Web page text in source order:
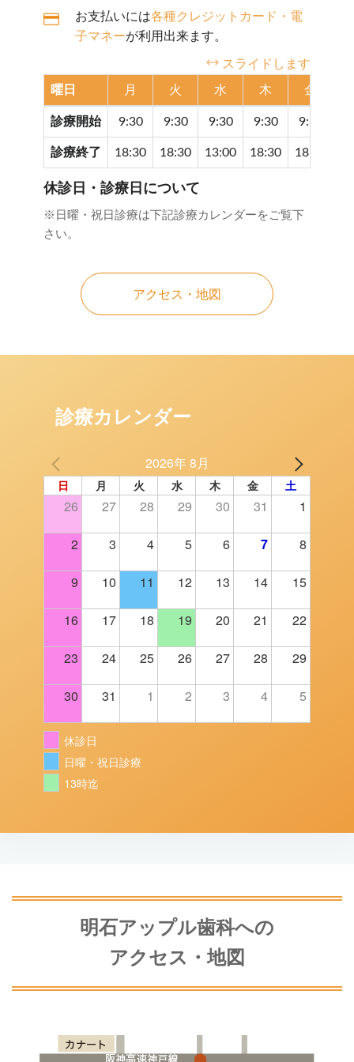
お支払いには各種クレジットカード・電
子マネーが利用出来ます。
スライドします
曜日 月 火 水 木 金
診療開始 9:30 9:30 9:30 9:30 9:30
診療終了 18:30 18:30 13:00 18:30 18:30
休診日・診療日について
※日曜・祝日診療は下記診療カレンダーをご覧下
さい。
アクセス・地図
診療カレンダー
2026年 8月
日 月 火 水 木 金 土
26 27 28 29 30 31 1
2 3 4 5 6 7 8
9 10 11 12 13 14 15
16 17 18 19 20 21 22
23 24 25 26 27 28 29
30 31 1 2 3 4 5
休診日
日曜・祝日診療
13時迄
明石アップル歯科への
アクセス・地図